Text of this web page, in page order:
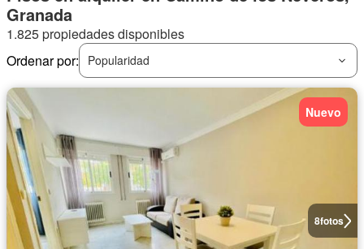
Granada
1.825 propiedades disponibles
Ordenar por:
Popularidad
8fotos
Nuevo